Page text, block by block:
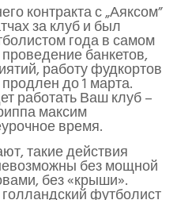
контракта с „Аяксом”
за клуб и был
года в самом
банкетов,
работу фудкортов
до 1 марта.
работать Ваш клуб –
максим
время.
такие действия
без мощной
без «крыши».